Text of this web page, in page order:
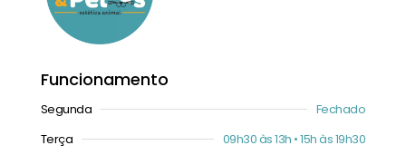
Funcionamento
Segunda
Fechado
Terça
09h30 às 13h • 15h às 19h30